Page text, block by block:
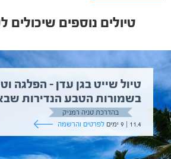
טיולים נוספים שיכולים
טיול שייט בגן עדן – הפלגה
בשמורות הטבע הנדירות
בהדרכת טניה רמניק
11.4 | 9 ימים
לפרטים והרשמה